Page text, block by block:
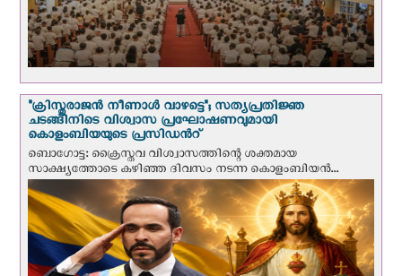
"ക്രിസ്തുരാജന്‍ നീണാള്‍ വാഴട്ടെ"; സത്യപ്രതിജ്ഞ
ചടങ്ങിനിടെ വിശ്വാസ പ്രഘോഷണവുമായി
കൊളംബിയയുടെ പ്രസിഡന്‍റ്
ബൊഗോട്ട: ക്രൈസ്തവ വിശ്വാസത്തിന്റെ ശക്തമായ
സാക്ഷ്യത്തോടെ കഴിഞ്ഞ ദിവസം നടന്ന കൊളംബിയന്‍...